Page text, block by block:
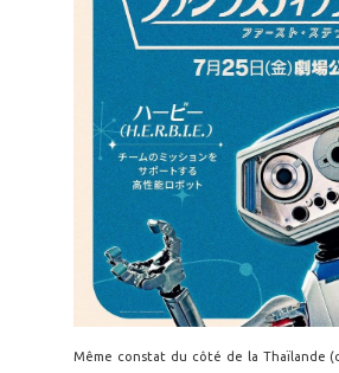
Même constat du côté de la Thaïlande